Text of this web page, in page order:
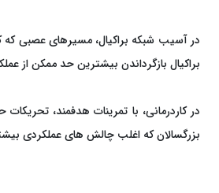
در آسیب شبکه براکیال، مسیرهای عصبی
براکیال بازگرداندن بیشترین حد ممکن از
در کاردرمانی، با تمرینات هدفمند،
بزرگسالان که اغلب چالش ‌های عملکردی